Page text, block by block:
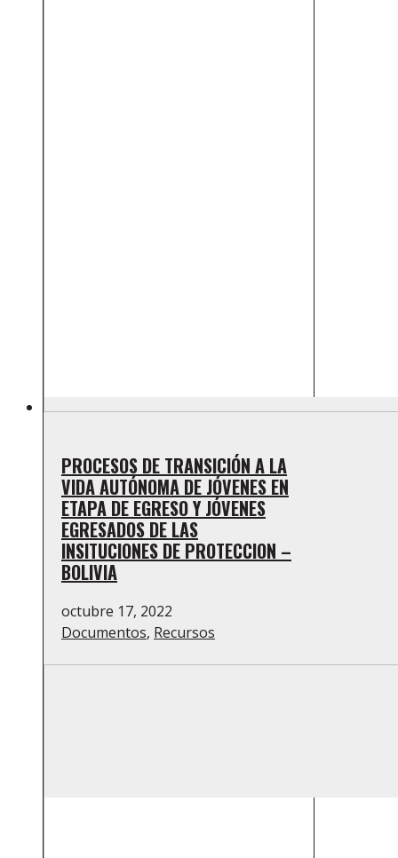
PROCESOS DE TRANSICIÓN A LA
VIDA AUTÓNOMA DE JÓVENES EN
ETAPA DE EGRESO Y JÓVENES
EGRESADOS DE LAS
INSITUCIONES DE PROTECCION –
BOLIVIA
octubre 17, 2022
Documentos, Recursos